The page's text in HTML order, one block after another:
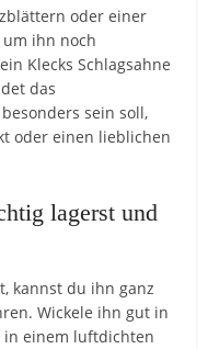
oder einer
ihn noch
Klecks Schlagsahne
das
sein soll,
oder einen lieblichen
lagerst und
kannst du ihn ganz
Wickele ihn gut in
in einem luftdichten